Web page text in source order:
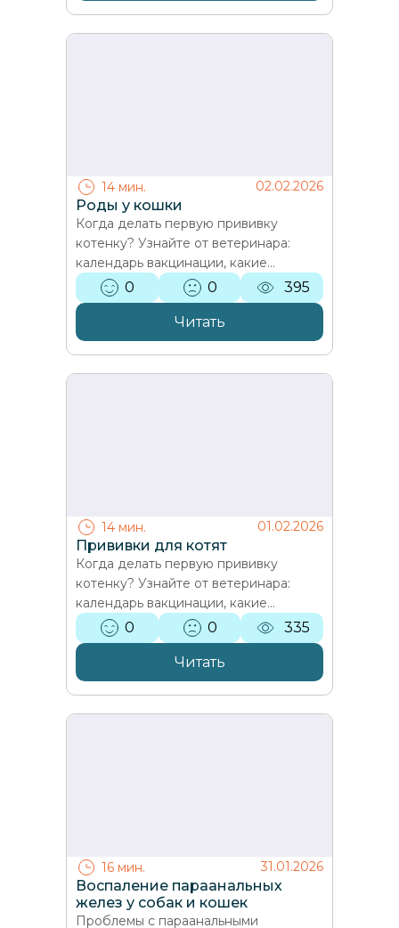
14 мин. 02.02.2026
Роды у кошки
Когда делать первую прививку
котенку? Узнайте от ветеринара:
календарь вакцинации, какие
прививки обязательны, подготовка к
процедуре и уход после. Защита…
0 0 395
Читать
14 мин. 01.02.2026
Прививки для котят
Когда делать первую прививку
котенку? Узнайте от ветеринара:
календарь вакцинации, какие
прививки обязательны, подготовка к
процедуре и уход после. Защита…
0 0 335
Читать
16 мин. 31.01.2026
Воспаление параанальных
желез у собак и кошек
Проблемы с параанальными